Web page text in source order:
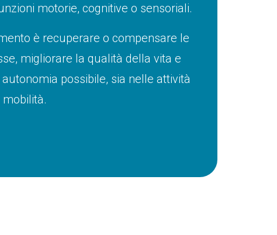
motorie, cognitive o sensoriali.
è recuperare o compensare le
migliorare la qualità della vita e
possibile, sia nelle attività